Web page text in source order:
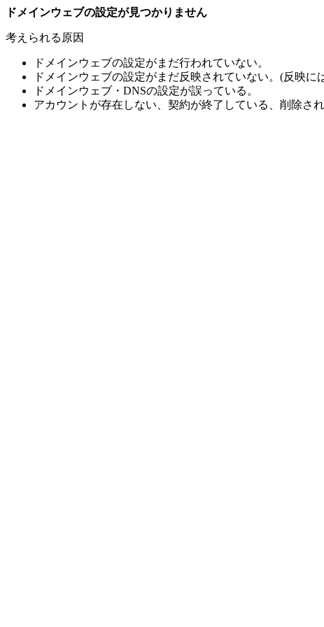
ドメインウェブの設定が見つかりません
考えられる原因
ドメインウェブの設定がまだ行われていない。
ドメインウェブの設定がまだ反映されていない。(反映
ドメインウェブ・DNSの設定が誤っている。
アカウントが存在しない、契約が終了している、削除され